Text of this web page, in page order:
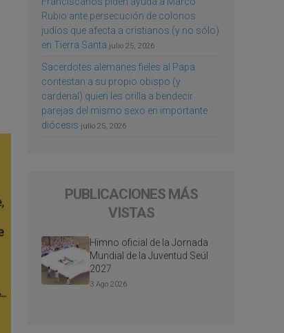
Rubio ante persecución de colonos
judíos que afecta a cristianos (y no sólo)
en Tierra Santa julio 25, 2026
Sacerdotes alemanes fieles al Papa
contestan a su propio obispo (y
cardenal) quien les orilla a bendecir
parejas del mismo sexo en importante
diócesis julio 25, 2026
PUBLICACIONES MÁS
VISTAS
Himno oficial de la Jornada
Mundial de la Juventud Seúl
2027
3 Ago 2026